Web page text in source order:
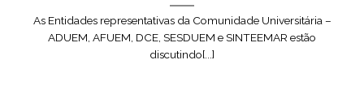
As Entidades representativas da Comunidade Universitária –
ADUEM, AFUEM, DCE, SESDUEM e SINTEEMAR estão
discutindo[...]